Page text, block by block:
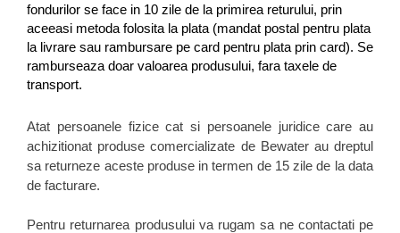
fondurilor se face in 10 zile de la primirea returului, prin
aceeasi metoda folosita la plata (mandat postal pentru plata
la livrare sau rambursare pe card pentru plata prin card). Se
ramburseaza doar valoarea produsului, fara taxele de
transport.
Atat persoanele fizice cat si persoanele juridice care au
achizitionat produse comercializate de Bewater au dreptul
sa returneze aceste produse in termen de 15 zile de la data
de facturare.
Pentru returnarea produsului va rugam sa ne contactati pe